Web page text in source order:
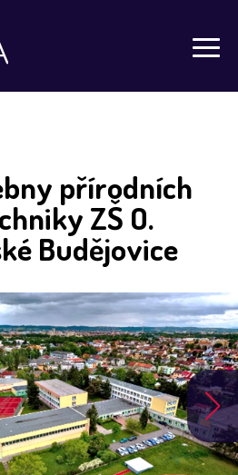
Aktuality
přírodních
ZŠ O.
Budějovice